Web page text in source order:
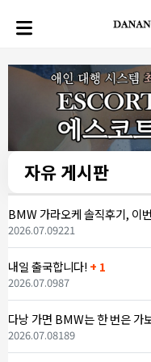
자유 게시판
BMW 가라오케 솔직후기, 이
2026.07.09221
내일 출국합니다! + 1
2026.07.0987
다낭 가면 BMW는 한 번은 가
2026.07.08189